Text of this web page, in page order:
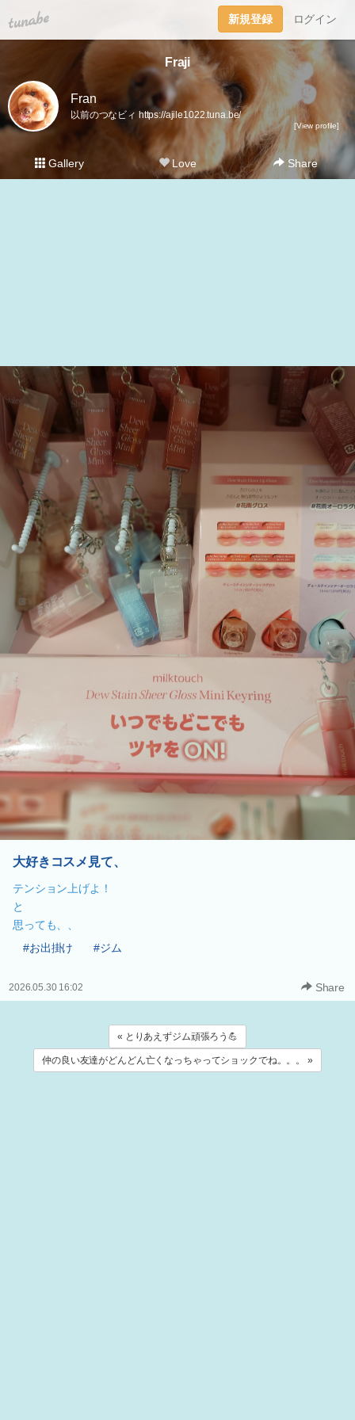
tuna.be 新規登録 ログイン
Fraji
Fran
以前のつなビィ https://ajile1022.tuna.be/
[View profile]
Gallery Love Share
大好きコスメ見て、
テンション上げよ！
と
思っても、、
#お出掛け
#ジム
2026.05.30 16:02 Share
« とりあえずジム頑張ろう💪
仲の良い友達がどんどん亡くなっちゃってショックでね。。。 »